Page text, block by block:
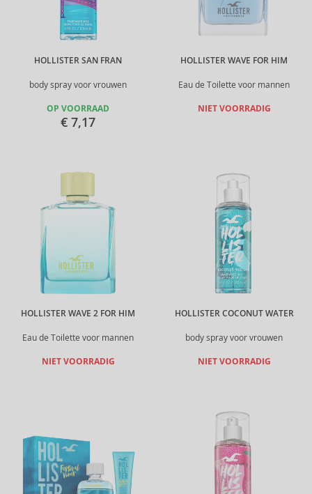
HOLLISTER SAN FRAN
body spray voor vrouwen
OP VOORRAAD
€ 7,17
HOLLISTER WAVE FOR HIM
Eau de Toilette voor mannen
NIET VOORRADIG
HOLLISTER WAVE 2 FOR HIM
Eau de Toilette voor mannen
NIET VOORRADIG
HOLLISTER COCONUT WATER
body spray voor vrouwen
NIET VOORRADIG